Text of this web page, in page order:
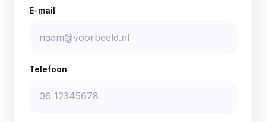
E-mail
Telefoon